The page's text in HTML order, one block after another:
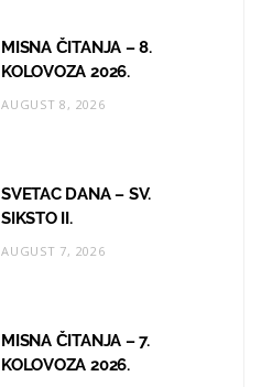
MISNA ČITANJA – 8.
KOLOVOZA 2026.
AUGUST 8, 2026
SVETAC DANA – SV.
SIKSTO II.
AUGUST 7, 2026
MISNA ČITANJA – 7.
KOLOVOZA 2026.